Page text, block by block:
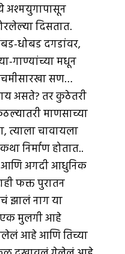
अश्मयुगापासून
दिसतात.
धोबड दगडांवर,
गाण्यांच्या मधून
सण…
असते? तर कुठेतरी
माणसाच्या
चावायला
निर्माण होतात..
आणि अगदी आधुनिक
फक्त पुरातन
झालं नाग या
मुलगी आहे
आहे आणि तिच्या